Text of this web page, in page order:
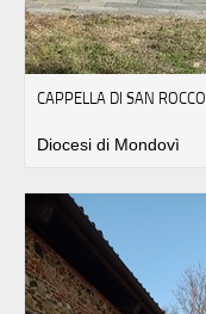
CAPPELLA DI SAN ROCCO
Diocesi di Mondovì